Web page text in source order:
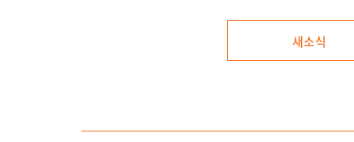
NEW 미국 LA점 오픈
새소식